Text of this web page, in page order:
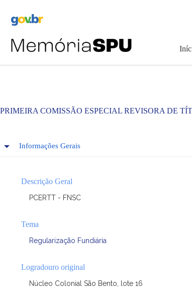
PRIMEIRA COMISSÃO ESPECIAL REVISORA DE
Informações Gerais
Descrição Geral
PCERTT - FNSC
Tema
Regularização Fundiária
Logradouro original
Núcleo Colonial São Bento, lote 16